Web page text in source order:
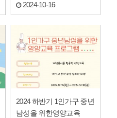
2024-10-16
2024 하반기 1인가구 중년
남성을 위한영양교육